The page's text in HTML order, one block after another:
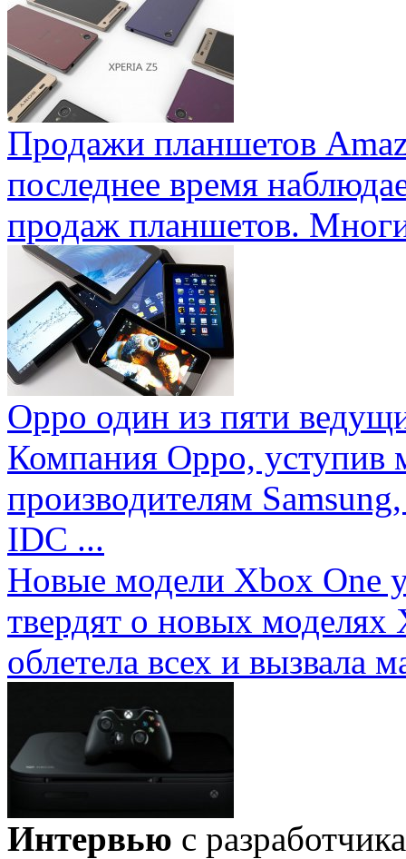
Продажи планшетов
последнее время
продаж планшетов.
Oppo один из пяти
Компания Oppo, уступив
производителям
IDC ...
Новые модели Xbox One
твердят о новых
облетела всех и вызвала
Интервью с